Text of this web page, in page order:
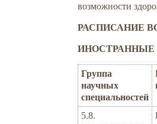
возможности
РАСПИСАНИЕ
ИНОСТРАННЫЕ
Группа
научных
специальностей
5.8.